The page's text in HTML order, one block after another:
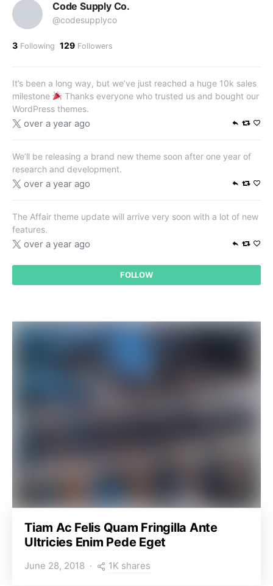
Code Supply Co.
@codesupplyco
3 Following 129 Followers
It’s been a long way, but we’ve just reached a huge 10k sales
milestone
Thanks everyone who trusted us and bought our
WordPress themes.
over a year ago
We’ll be releasing a brand new theme soon after one year of
research and development.
over a year ago
The Affair theme update will arrive very soon with a lot of new
features.
over a year ago
FOLLOW
Tiam Ac Felis Quam Fringilla Ante
Ultricies Enim Pede Eget
June 28, 2018 1K shares